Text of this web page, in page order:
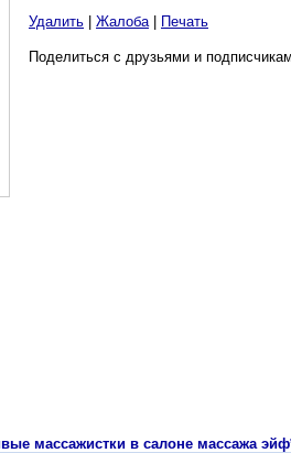
Удалить Жалоба| Печать
Поделиться с друзьями и
массажистки в салоне массажа